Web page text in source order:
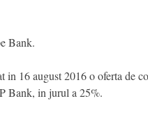
Bank.
16 august 2016 o oferta de
Bank, in jurul a 25%.